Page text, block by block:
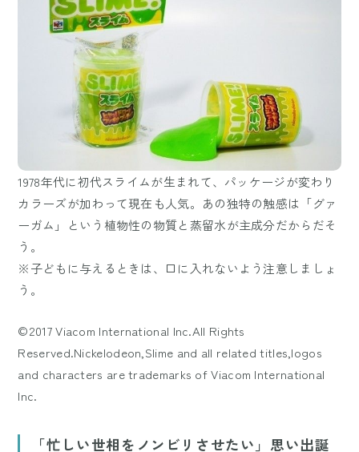
1978年代に初代スライムが生まれて、パッケージが変わり
カラーズが加わって現在も人気。あの独特の触感は「グァ
ーガム」という植物性の物質と蒸留水が主成分だからだそ
う。
※子どもに与えるときは、口に入れないよう注意しましょ
う。
©2017 Viacom International Inc.All Rights
Reserved.Nickelodeon,Slime and all related titles,logos
and characters are trademarks of Viacom International
Inc.
「忙しい世相をノンビリさせたい」思い出誕